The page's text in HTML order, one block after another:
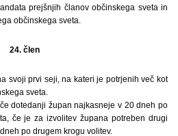
prejšnjih članov občinskega sveta in
občinskega sveta.
24. člen
svoji prvi seji, na kateri je potrjenih več kot
sveta.
dotedanji župan najkasneje v 20 dneh po
če je za izvolitev župana potreben drugi
po drugem krogu volitev.